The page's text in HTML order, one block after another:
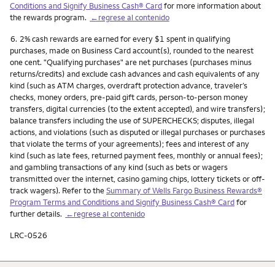
Conditions and Signify Business Cash® Cardfor more information about
the rewards program. ←regrese al contenido
Nota
6. 2% cash rewards are earned for every $1 spent in qualifying
purchases, made on Business Card account(s), rounded to the nearest
one cent. "Qualifying purchases" are net purchases (purchases minus
returns/credits) and exclude cash advances and cash equivalents of any
kind (such as ATM charges, overdraft protection advance, traveler’s
checks, money orders, pre-paid gift cards, person-to-person money
transfers, digital currencies (to the extent accepted), and wire transfers);
balance transfers including the use of SUPERCHECKS; disputes, illegal
actions, and violations (such as disputed or illegal purchases or purchases
that violate the terms of your agreements); fees and interest of any
kind (such as late fees, returned payment fees, monthly or annual fees);
and gambling transactions of any kind (such as bets or wagers
transmitted over the internet, casino gaming chips, lottery tickets or off-
track wagers). Refer to theSummary of Wells Fargo Business Rewards®
Program Terms and Conditions and Signify Business Cash® Cardfor
further details. ←regrese al contenido
LRC-0526